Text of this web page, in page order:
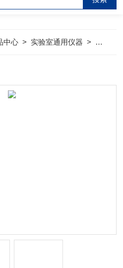
中心 > 实验室通用仪器 > 箱体设